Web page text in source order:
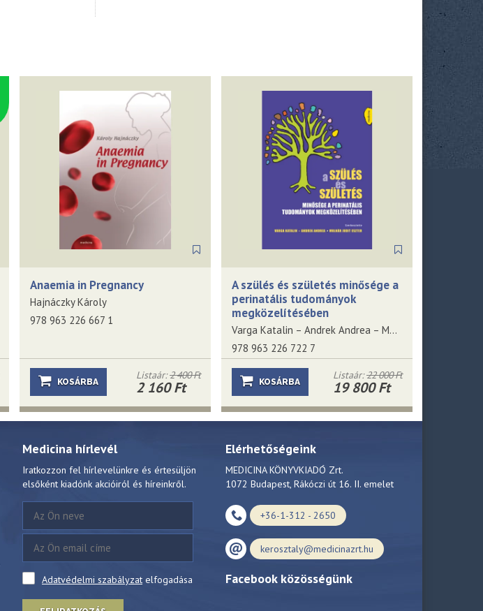
Anaemia in Pregnancy
Hajnáczky Károly
978 963 226 667 1
Listaár:2 400 Ft
2 160 Ft
KOSÁRBA
A szülés és születés minősége a
perinatális tudományok
megközelítésében
Varga Katalin – Andrek Andrea – Molnár Judit Eszter (szerkesztők)
978 963 226 722 7
Listaár:22 000 Ft
19 800 Ft
KOSÁRBA
Medicina hírlevél
Iratkozzon fel hírlevelünkre és értesüljön
elsőként kiadónk akcióiról és híreinkről.
Adatvédelmi szabályzat elfogadása
Elérhetőségeink
MEDICINA KÖNYVKIADÓ Zrt.
1072 Budapest, Rákóczi út 16. II. emelet
+36-1-312 - 2650
kerosztaly@medicinazrt.hu
Facebook közösségünk